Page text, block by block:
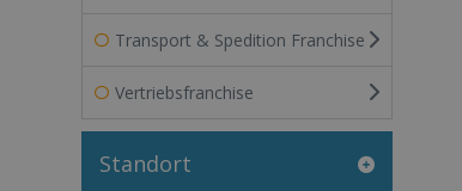
Transport & Spedition Franchise
Vertriebsfranchise
Standort